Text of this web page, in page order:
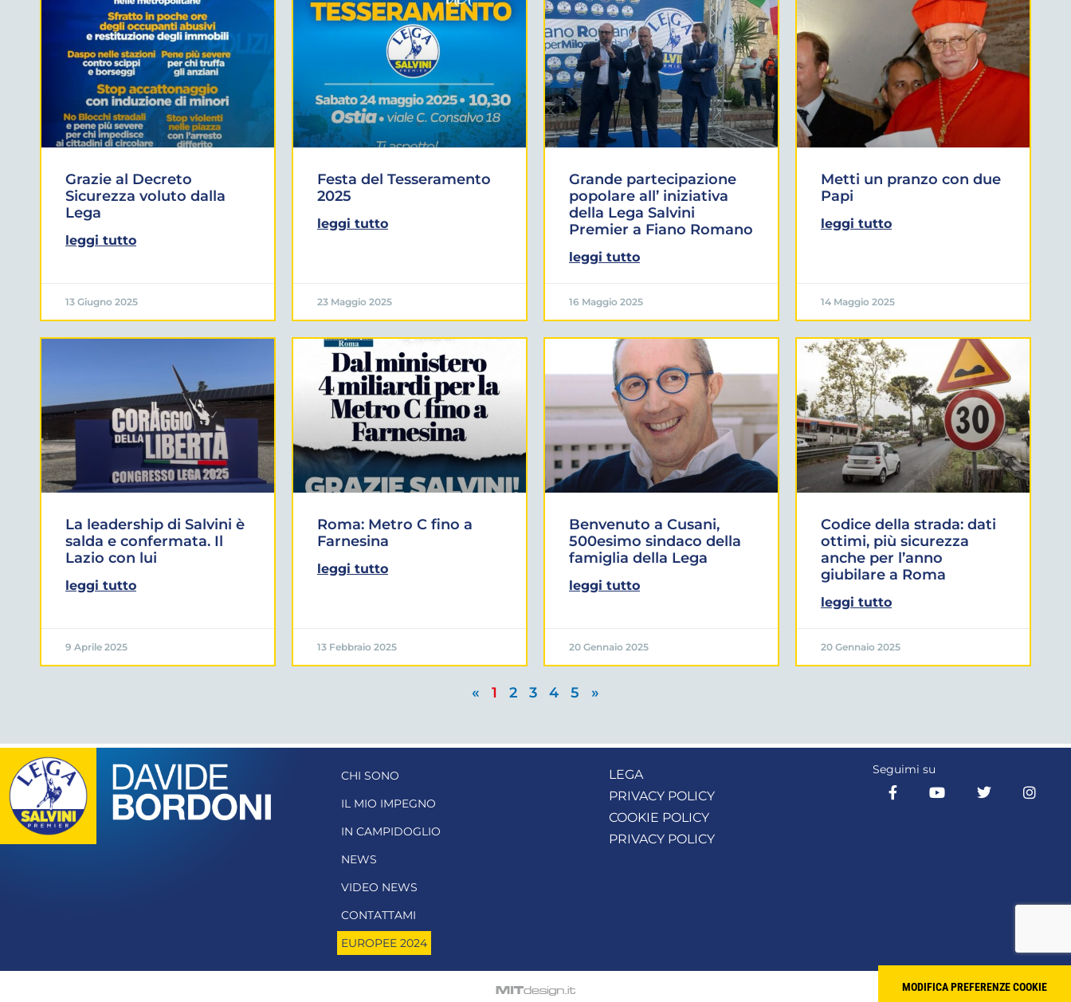
Grazie al Decreto
Sicurezza voluto dalla
Lega
leggi tutto
13 Giugno 2025
Festa del Tesseramento
2025
leggi tutto
23 Maggio 2025
Grande partecipazione
popolare all’ iniziativa
della Lega Salvini
Premier a Fiano Romano
leggi tutto
16 Maggio 2025
Metti un pranzo con due
Papi
leggi tutto
14 Maggio 2025
La leadership di Salvini è
salda e confermata. Il
Lazio con lui
leggi tutto
9 Aprile 2025
Roma: Metro C fino a
Farnesina
leggi tutto
13 Febbraio 2025
Benvenuto a Cusani,
500esimo sindaco della
famiglia della Lega
leggi tutto
20 Gennaio 2025
Codice della strada: dati
ottimi, più sicurezza
anche per l’anno
giubilare a Roma
leggi tutto
20 Gennaio 2025
« 1 2 3 4 5 »
MODIFICA PREFERENZE COOKIE
CHI SONO
IL MIO IMPEGNO
IN CAMPIDOGLIO
NEWS
VIDEO NEWS
CONTATTAMI
EUROPEE 2024
LEGA
PRIVACY POLICY
COOKIE POLICY
PRIVACY POLICY
Seguimi su